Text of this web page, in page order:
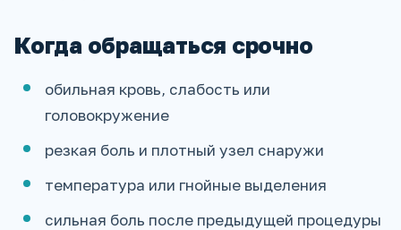
Когда обращаться срочно
обильная кровь, слабость или
головокружение
резкая боль и плотный узел снаружи
температура или гнойные выделения
сильная боль после предыдущей процедуры